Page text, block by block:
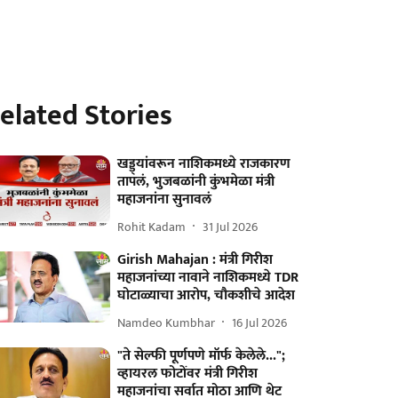
Stories
खड्ड्यांवरून नाशिकमध्ये राजकारण
तापलं, भुजबळांनी कुंभमेळा मंत्री
महाजनांना सुनावलं
Rohit Kadam 31 Jul 2026
Girish Mahajan : मंत्री गिरीश
महाजनांच्या नावाने नाशिकमध्ये TDR
घोटाळ्याचा आरोप, चौकशीचे आदेश
Namdeo Kumbhar 16 Jul 2026
"ते सेल्फी पूर्णपणे मॉर्फ केलेले...";
व्हायरल फोटोंवर मंत्री गिरीश
महाजनांचा सर्वात मोठा आणि थेट